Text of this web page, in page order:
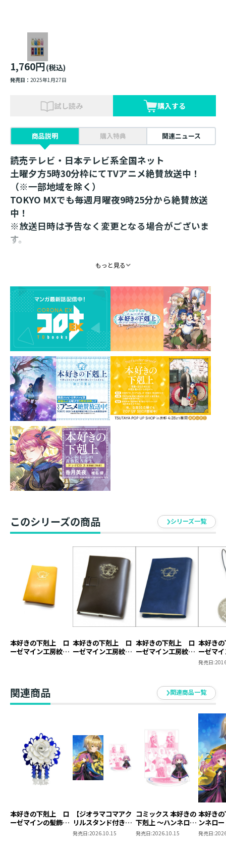
1,760円(税込)
発売日： 2025年1月27日
試し読み 購入する
商品説明 購入特典 関連ニュース
読売テレビ・日本テレビ系全国ネット
土曜夕方5時30分枠にてTVアニメ絶賛放送中！
（※一部地域を除く）
TOKYO MXでも毎週月曜夜9時25分から絶賛放送
中！
※放送日時は予告なく変更となる場合がございま
す。
読書時間が楽しくなる！
おりが登場！
透け感がおしゃれなクリアしおりです。
シートから切り離して、しおりとして使うのはもちろ
ん、
切り離さずにそのまま飾ることもできます！
素材：PET（ポリエチレンテレフタラート）300μ厚
サイズ：210×148mm（切り離したサイズ
40×115mm）
イラスト：椎名優
発売元：TOブックス
もっと見る
このシリーズの商品 シリーズ一覧
本好きの下剋上 ロ
ーゼマイン工房紋章
本好きの下剋上 ロ
ーゼマイン工房紋章
本好きの下剋上 ロ
ーゼマイン工房紋章
本好き
ーゼマ
キーホ
発売日:
関連商品 関連商品一覧
本好きの下剋上 ロ
ーゼマインの髪飾り
【ジオラマコマアク
リルスタンド付き】
本好きの下剋上 ～ハ
発売日:2026.10.15
コミックス 本好きの
下剋上 ～ハンネロー
レの貴族院五年生～
発売日:2026.10.15
本好き
ンネロ
五年生
発売日: